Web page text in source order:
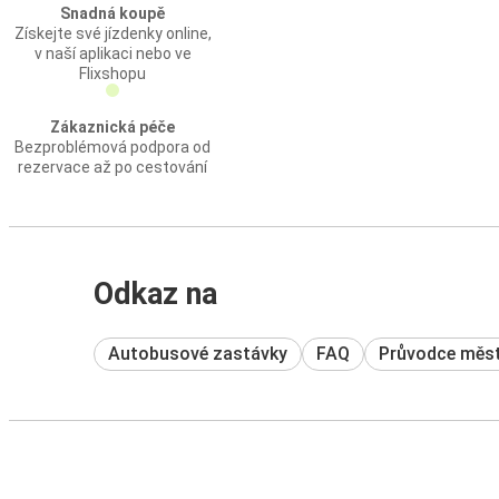
Snadná koupě
Získejte své jízdenky online,
v naší aplikaci nebo ve
Flixshopu
Zákaznická péče
Bezproblémová podpora od
rezervace až po cestování
Odkaz na
Autobusové zastávky FAQ Průvodce